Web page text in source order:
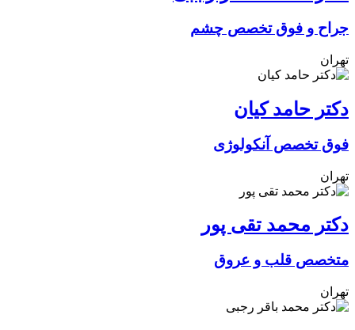
جراح و فوق تخصص چشم
تهران
دکتر حامد کیان
فوق تخصص آنکولوژی
تهران
دکتر محمد تقی پور
متخصص قلب و عروق
تهران